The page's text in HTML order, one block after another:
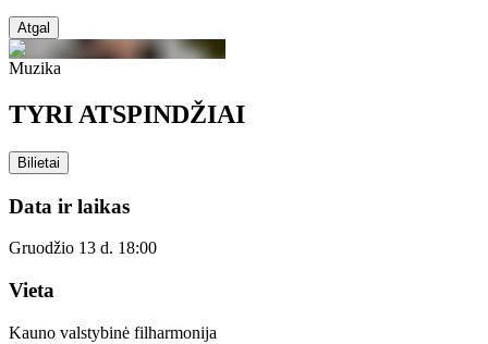
Atgal
Muzika
TYRI ATSPINDŽIAI
Bilietai
Data ir laikas
Gruodžio 13 d. 18:00
Vieta
Kauno valstybinė filharmonija